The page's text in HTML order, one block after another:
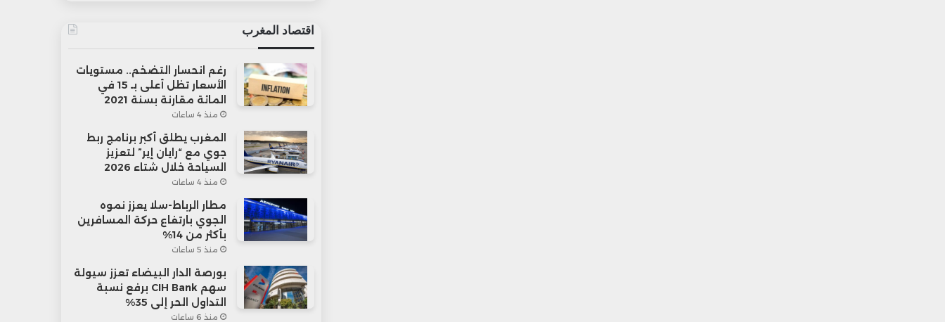
اقتصاد المغرب
رغم انحسار التضخم.. مستويات
الأسعار تظل أعلى بـ 15 في
المائة مقارنة بسنة 2021
منذ 4 ساعات
المغرب يطلق أكبر برنامج ربط
جوي مع “رايان إير” لتعزيز
السياحة خلال شتاء 2026
منذ 4 ساعات
مطار الرباط-سلا يعزز نموه
الجوي بارتفاع حركة المسافرين
بأكثر من 14%
منذ 5 ساعات
بورصة الدار البيضاء تعزز سيولة
سهم CIH Bank برفع نسبة
التداول الحر إلى 35%
منذ 6 ساعات